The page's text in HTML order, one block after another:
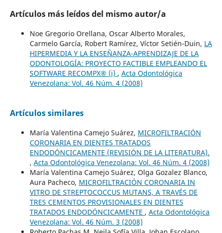
Artículos más leídos del mismo autor/a
Noe Gregorio Orellana, Oscar Alberto Morales,
Carmelo García, Robert Ramírez, Víctor Setién-Duin, LA
HIPERMEDIA Y LA ENSEÑANZA-APRENDIZAJE DE LA
ODONTOLOGÍA: PROYECTO FACTIBLE EMPLEANDO EL
SOFTWARE RECOMPX® (i) , Acta Odontológica
Venezolana: Vol. 46 Núm. 4 (2008)
Artículos similares
María Valentina Camejo Suárez, MICROFILTRACIÓN
CORONARIA EN DIENTES TRATADOS
ENDODÓNCICAMENTE (REVISIÓN DE LA LITERATURA).
, Acta Odontológica Venezolana: Vol. 46 Núm. 4 (2008)
María Valentina Camejo Suárez, Olga Gozalez Blanco,
Aura Pacheco, MICROFILTRACIÓN CORONARIA IN
VITRO DE STREPTOCOCCUS MUTANS, A TRAVÉS DE
TRES CEMENTOS PROVISIONALES EN DIENTES
TRATADOS ENDODÓNCICAMENTE , Acta Odontológica
Venezolana: Vol. 46 Núm. 3 (2008)